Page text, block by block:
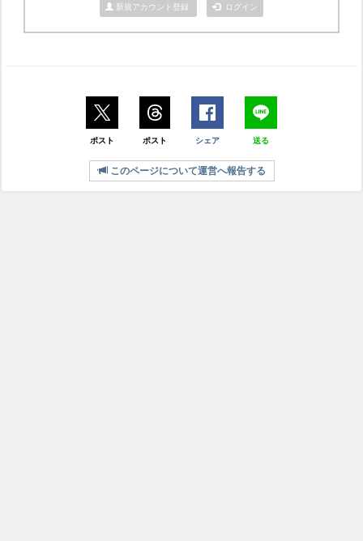
新規アカウント登録 ログイン
ポスト ポスト シェア 送る
このページについて運営へ報告する